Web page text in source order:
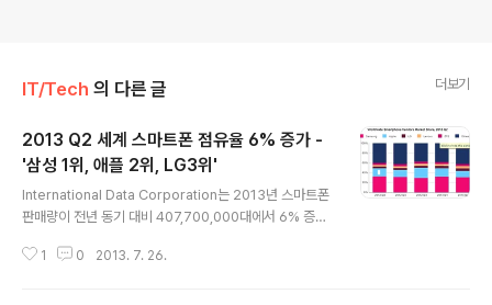
IT/Tech 의 다른 글 더보기
2013 Q2 세계 스마트폰 점유율 6% 증가 -
'삼성 1위, 애플 2위, LG3위'
International Data Corporation는 2013년 스마트폰
판매량이 전년 동기 대비 407,700,000대에서 6% 증가
LG, Lenovo, ZTE와 같은 상위 5개 업체가 전체 판매량
1 0 2013. 7. 26.